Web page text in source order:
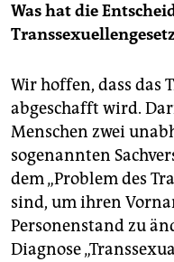
Was hat die
Wir hoffen, dass das
abgeschafft wird.
Menschen zwei
sogenannten
dem „Problem des
sind, um ihren
Personenstand zu
Diagnose